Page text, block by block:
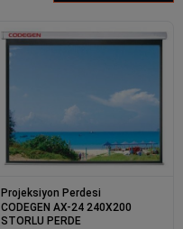
Projeksiyon Perdesi
CODEGEN AX-24 240X200
STORLU PERDE